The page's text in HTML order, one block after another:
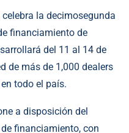
la decimosegunda
financiamiento de
del 11 al 14 de
de más de 1,000 dealers
todo el país.
a disposición del
financiamiento, con